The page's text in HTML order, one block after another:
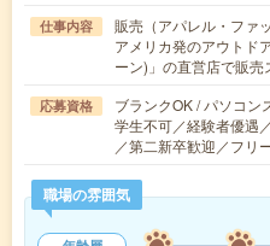
仕事内容
販売（アパレル・ファ
アメリカ発のアウトド
ーン)」の直営店で販
応募資格
ブランクOK / パソコン
学生不可／経験者優遇
／第二新卒歓迎／フリ
職場の雰囲気